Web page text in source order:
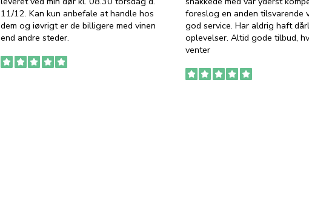
11/12. Kan kun anbefale at handle hos
dem og iøvrigt er de billigere med vinen
end andre steder.
foreslog en anden tilsvarende
god service. Har aldrig haft
oplevelser. Altid gode tilbud,
venter